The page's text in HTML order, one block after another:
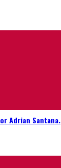
Adrian Santana.